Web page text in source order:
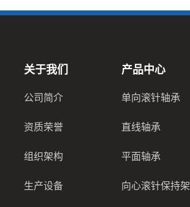
关于我们
公司简介
资质荣誉
组织架构
生产设备
产品中心
单向滚针轴承
直线轴承
平面轴承
向心滚针保持架